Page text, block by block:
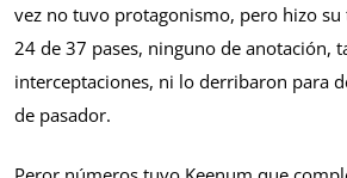
vez no tuvo protagonismo, pero hizo
24 de 37 pases, ninguno de anotación,
interceptaciones, ni lo derribaron para
de pasador.